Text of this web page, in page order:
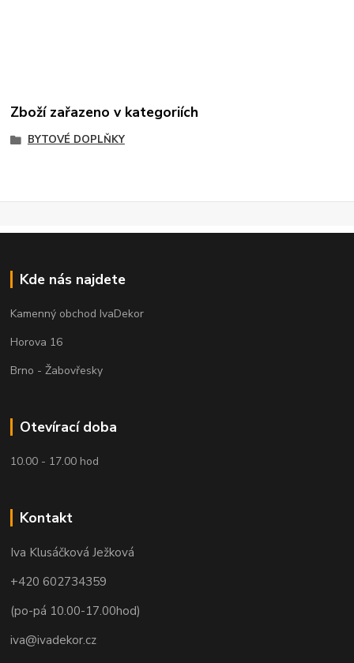
Zboží zařazeno v kategoriích
BYTOVÉ DOPLŇKY
Kde nás najdete
Kamenný obchod IvaDekor
Horova 16
Brno - Žabovřesky
Otevírací doba
10.00 - 17.00 hod
Kontakt
Iva Klusáčková Ježková
+420 602734359
(po-pá 10.00-17.00hod)
iva@ivadekor.cz